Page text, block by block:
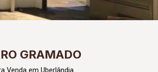
GRAMADO
Venda em Uberlândia